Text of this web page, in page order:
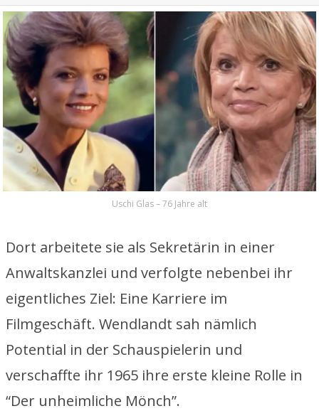
Uschi Glas – 76 Jahre alt
Dort arbeitete sie als Sekretärin in einer
Anwaltskanzlei und verfolgte nebenbei ihr
eigentliches Ziel: Eine Karriere im
Filmgeschäft. Wendlandt sah nämlich
Potential in der Schauspielerin und
verschaffte ihr 1965 ihre erste kleine Rolle in
“Der unheimliche Mönch”.